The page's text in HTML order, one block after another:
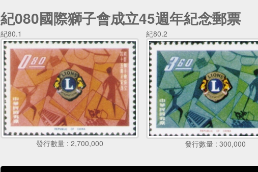
紀080國際獅子會成立45週年紀念郵票
紀80.1
發行數量 : 2,700,000
紀80.2
發行數量 : 300,000